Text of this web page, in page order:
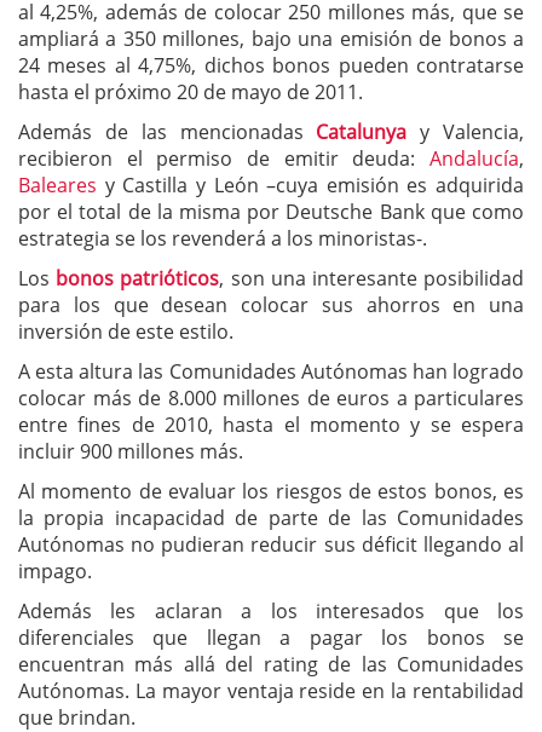
al 4,25%, además de colocar 250 millones más, que se
ampliará a 350 millones, bajo una emisión de bonos a
24 meses al 4,75%, dichos bonos pueden contratarse
hasta el próximo 20 de mayo de 2011.
Además de las mencionadas Catalunya y Valencia,
recibieron el permiso de emitir deuda: Andalucía,
Baleares y Castilla y León –cuya emisión es adquirida
por el total de la misma por Deutsche Bank que como
estrategia se los revenderá a los minoristas-.
Los bonos patrióticos, son una interesante posibilidad
para los que desean colocar sus ahorros en una
inversión de este estilo.
A esta altura las Comunidades Autónomas han logrado
colocar más de 8.000 millones de euros a particulares
entre fines de 2010, hasta el momento y se espera
incluir 900 millones más.
Al momento de evaluar los riesgos de estos bonos, es
la propia incapacidad de parte de las Comunidades
Autónomas no pudieran reducir sus déficit llegando al
impago.
Además les aclaran a los interesados que los
diferenciales que llegan a pagar los bonos se
encuentran más allá del rating de las Comunidades
Autónomas. La mayor ventaja reside en la rentabilidad
que brindan.